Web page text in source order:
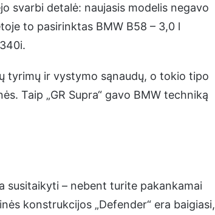
svarbi detalė: naujasis modelis negavo
to pasirinktas BMW B58 – 3,0 l
tyrimų ir vystymo sąnaudų, o tokio tipo
Taip „GR Supra“ gavo BMW techniką
susitaikyti – nebent turite pakankamai
konstrukcijos „Defender“ era baigiasi,